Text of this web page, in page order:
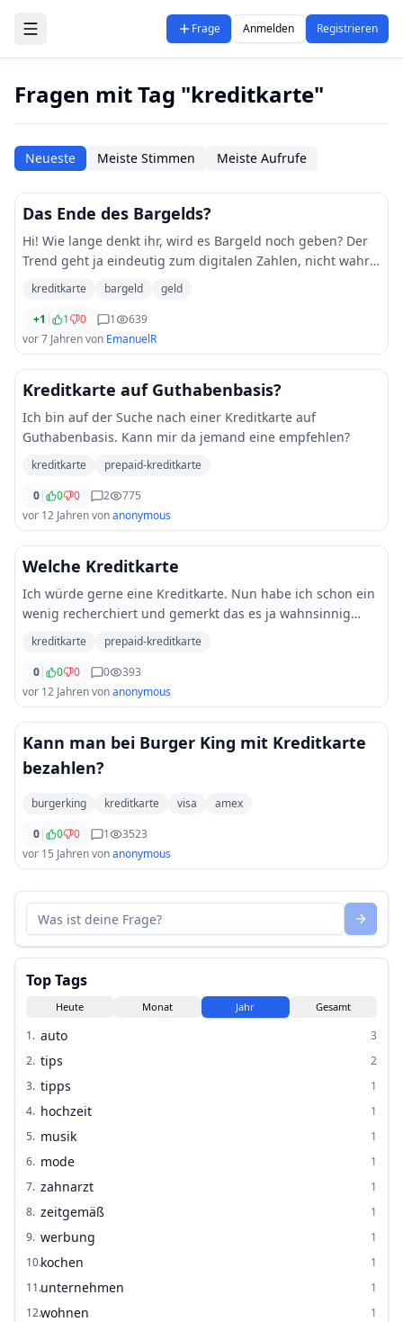
Zum Hauptinhalt springen
Frage Anmelden Registrieren
Fragen mit Tag "kreditkarte"
Neueste Meiste Stimmen Meiste Aufrufe
Das Ende des Bargelds?
Hi! Wie lange denkt ihr, wird es Bargeld noch geben? Der
Trend geht ja eindeutig zum digitalen Zahlen, nicht wahr?
Aber warum denn ? Profitieren nicht eigentlich nur die
großen Firmen davon? So vie
kreditkarte bargeld
geld
+1 | 1 0 1
639
vor 7 Jahrenvon EmanuelR
Kreditkarte auf Guthabenbasis?
Ich bin auf der Suche nach einer Kreditkarte auf
Guthabenbasis. Kann mir da jemand eine empfehlen?
kreditkarte
prepaid-kreditkarte
0| 0 0 2
775
vor 12 Jahrenvonanonymous
Welche Kreditkarte
Ich würde gerne eine Kreditkarte. Nun habe ich schon ein
wenig recherchiert und gemerkt das es ja wahnsinnig
viele gibt. Alle haben unterschiedliche Gebühren, Limits
usw. Kann mir jemand eine gute Kre
kreditkarte
prepaid-kreditkarte
0| 0 0 0
393
vor 12 Jahrenvonanonymous
Kann man bei Burger King mit Kreditkarte
bezahlen?
burgerking kreditkarte visa
amex
0| 0 0 1
3523
vor 15 Jahrenvonanonymous
Top Tags
Heute Monat Jahr Gesamt
1. auto
3
2. tips
2
3. tipps
1
4. hochzeit
1
5. musik
1
6. mode
1
7. zahnarzt
1
8. zeitgemäß
1
9. werbung
1
10.kochen
1
11.unternehmen
1
12.wohnen
1